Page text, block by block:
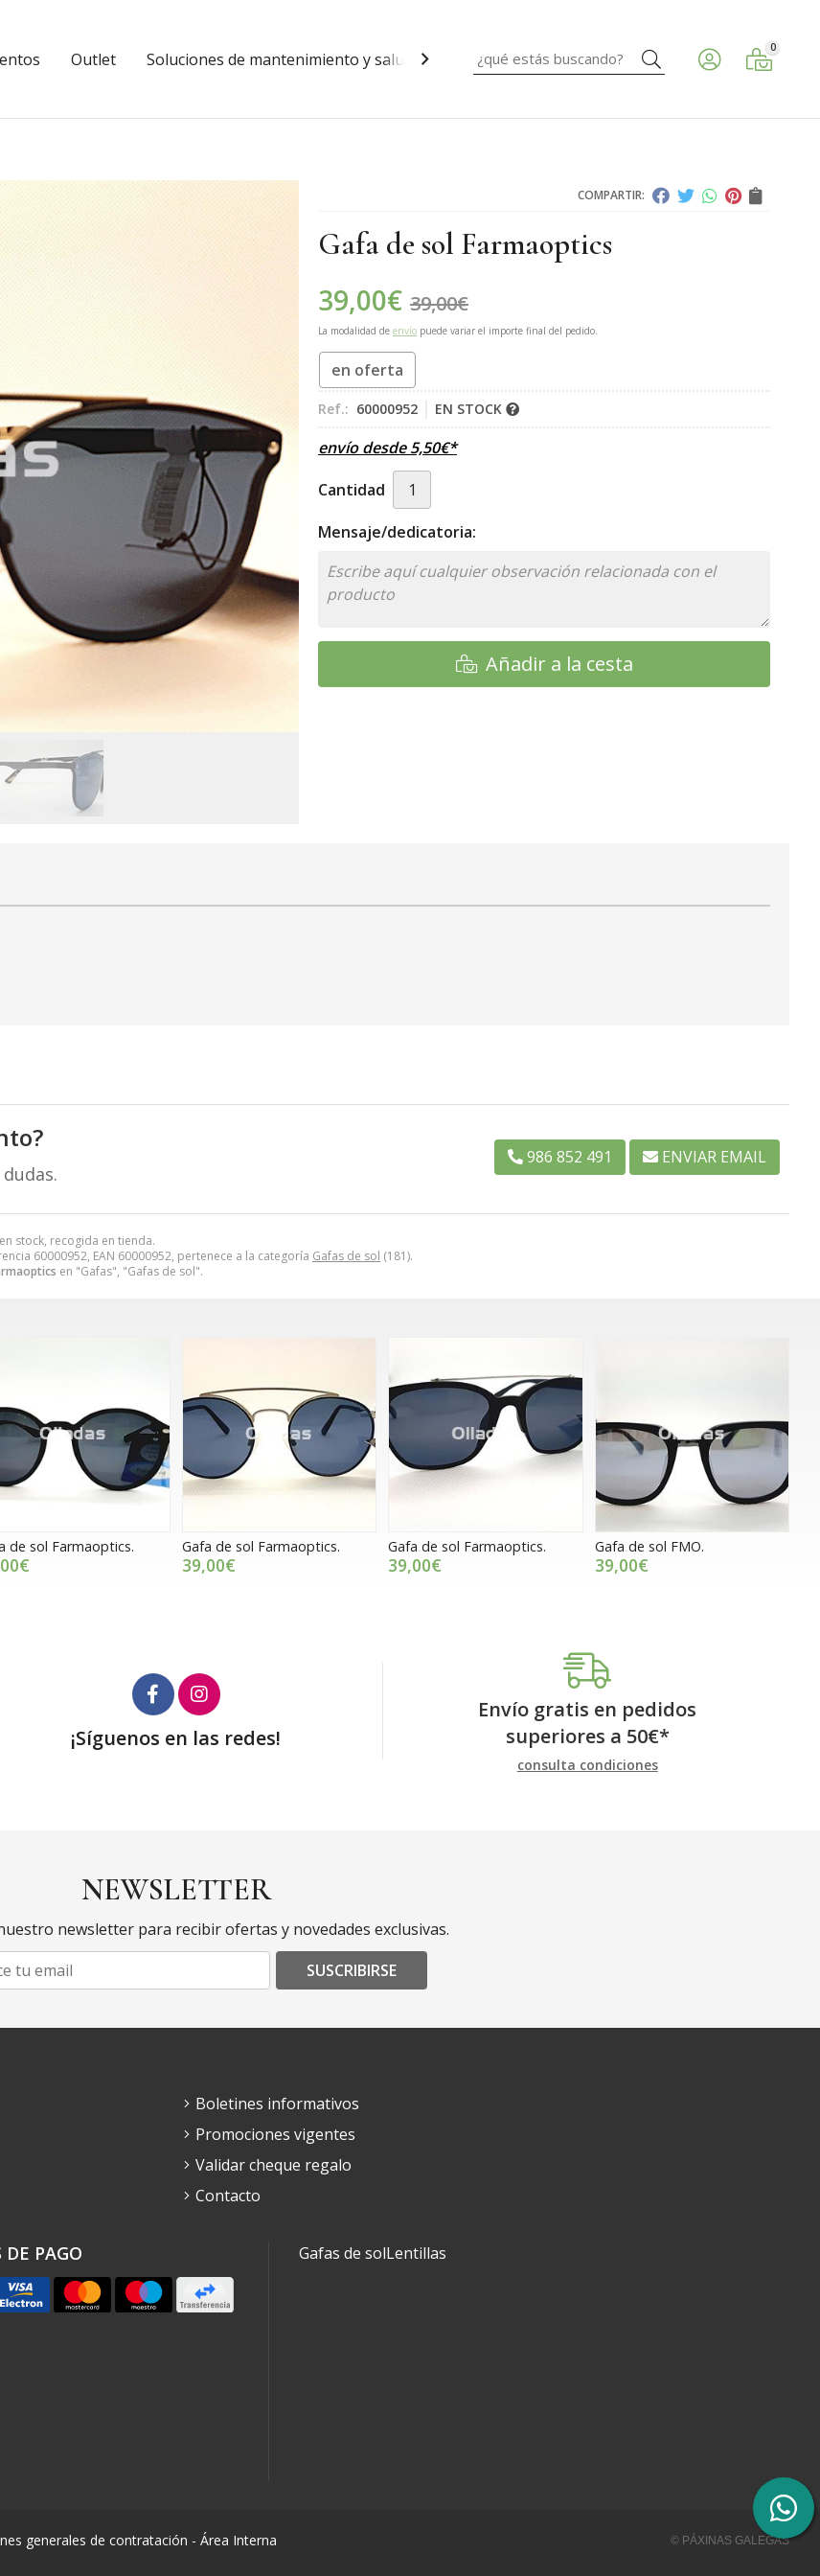
Outlet Soluciones de mantenimiento y salud ocular. Buscar 0
COMPARTIR:
Gafa de sol Farmaoptics
39,00€ 39,00€
La modalidad de envío puede variar el importe final del pedido.
en oferta
Ref.: 60000952 EN STOCK
envío desde5,50€*
Cantidad
Mensaje/dedicatoria:
Añadir a la cesta
stock, recogida en tienda.
60000952, EAN 60000952, pertenece a la categoría Gafas de sol (181).
en "Gafas", "Gafas de sol".
986 852 491 ENVIAR EMAIL
de sol Farmaoptics. Gafa de sol Farmaoptics.
39,00€
Gafa de sol Farmaoptics.
39,00€
Gafa de sol FMO.
39,00€
¡Síguenos en las redes!
Envío gratis en pedidos
superiores a 50€*
consulta condiciones
NEWSLETTER
newsletter para recibir ofertas y novedades exclusivas.
SUSCRIBIRSE
DE PAGO
Boletines informativos
Promociones vigentes
Validar cheque regalo
Contacto
Gafas de solLentillas
generales de contratación - Área Interna © PÁXINAS GALEGAS